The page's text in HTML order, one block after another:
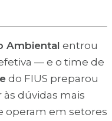
Ambiental entrou
— e o time de
do FIUS preparou
dúvidas mais
operam em setores